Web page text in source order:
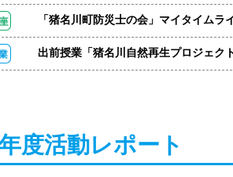
「猪名川町防災士の会」マイタイムラ
出前授業「猪名川自然再生プロジェク
度活動レポート